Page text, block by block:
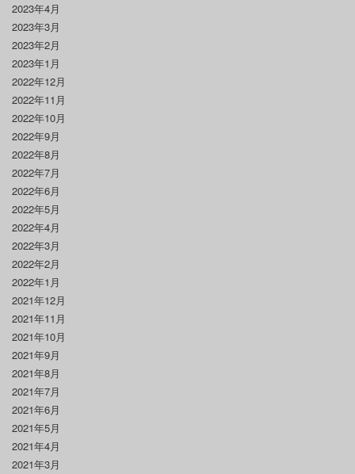
2023年4月
2023年3月
2023年2月
2023年1月
2022年12月
2022年11月
2022年10月
2022年9月
2022年8月
2022年7月
2022年6月
2022年5月
2022年4月
2022年3月
2022年2月
2022年1月
2021年12月
2021年11月
2021年10月
2021年9月
2021年8月
2021年7月
2021年6月
2021年5月
2021年4月
2021年3月